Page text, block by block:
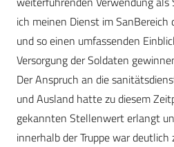
ich meinen Dienst im
und so einen umfassenden
Versorgung der Soldaten
Der Anspruch an die
und Ausland hatte zu diesem
gekannten Stellenwert erlangt
innerhalb der Truppe war deutlich